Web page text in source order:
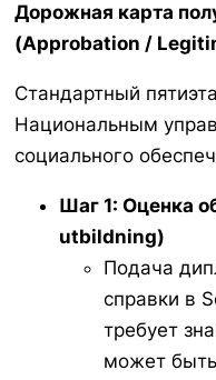
Дорожная карта
(Approbation /
Стандартный
Национальным
социального
Шаг 1: Оценка
utbildning)
Подача
справки в
требует
может